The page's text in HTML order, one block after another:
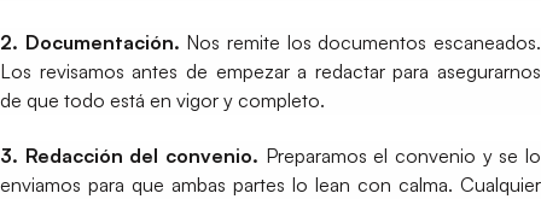
2. Documentación. Nos remite los documentos escaneados.
Los revisamos antes de empezar a redactar para asegurarnos
de que todo está en vigor y completo.
3. Redacción del convenio. Preparamos el convenio y se lo
enviamos para que ambas partes lo lean con calma. Cualquier